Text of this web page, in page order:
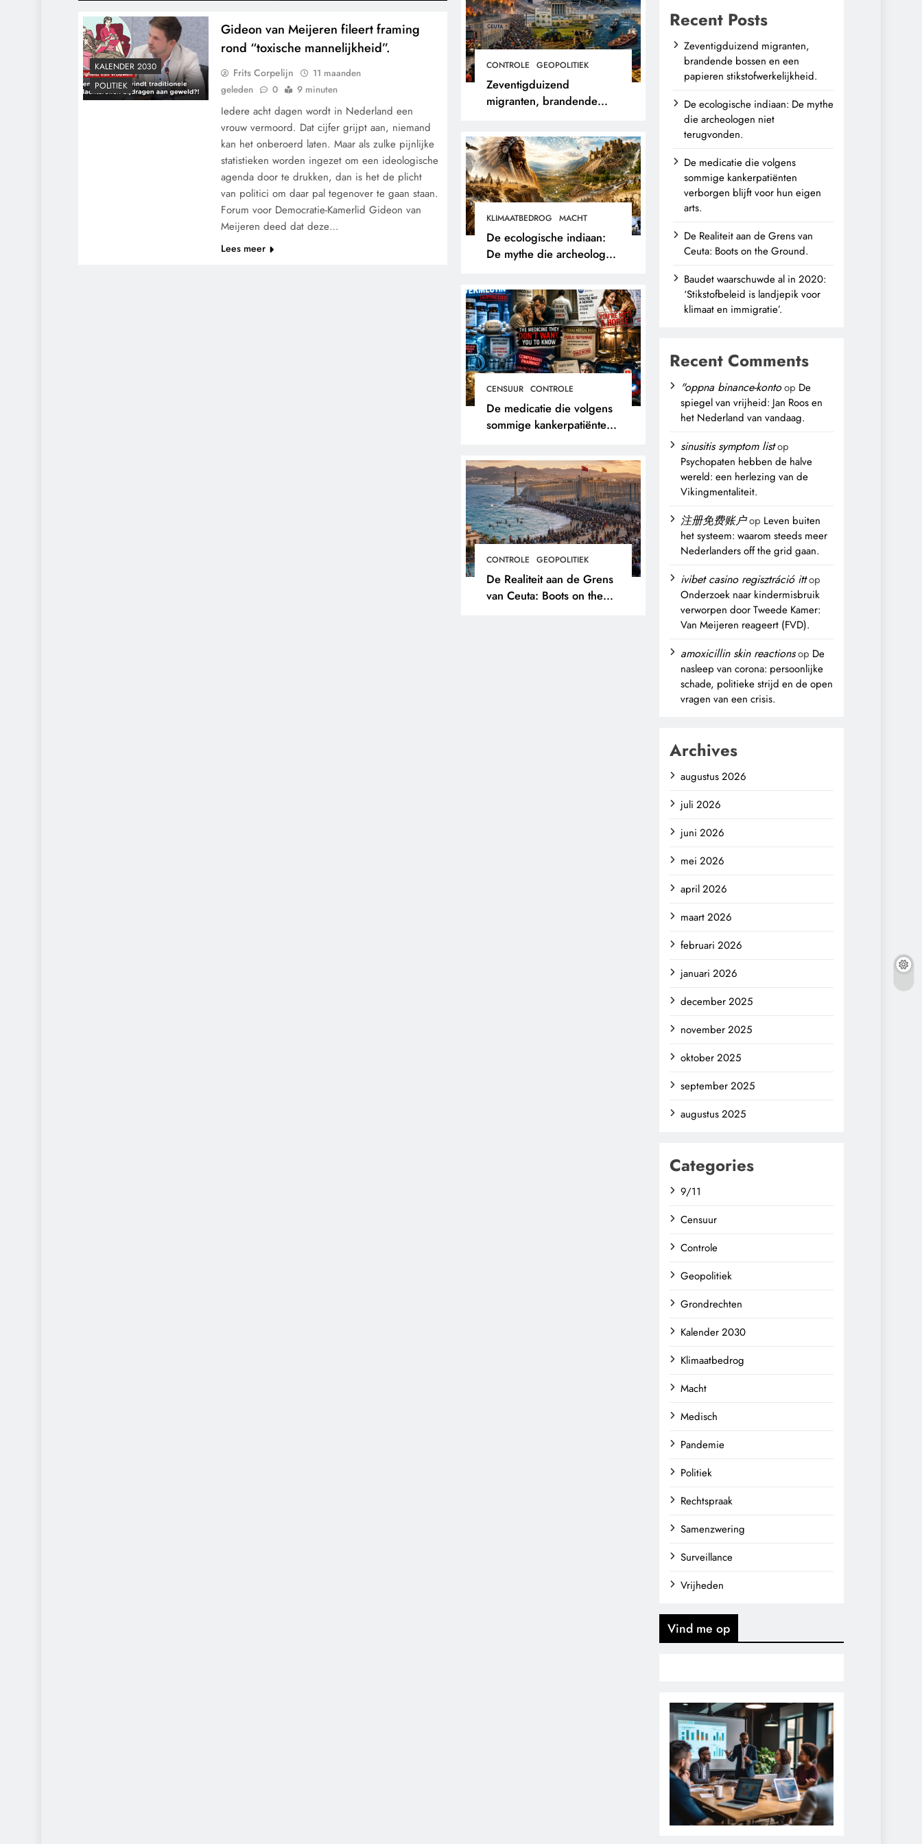
CONTROLE GEOPOLITIEK
Zeventigduizend
migranten, brandende
stikstofwerkelijkheid.
KLIMAATBEDROG MACHT
De ecologische indiaan:
De mythe die archeologen
CENSUUR CONTROLE
De medicatie die volgens
sommige kankerpatiënten
eigen arts.
CONTROLE GEOPOLITIEK
De Realiteit aan de Grens
van Ceuta: Boots on the
KALENDER 2030
POLITIEK
Gideon van Meijeren fileert framing
rond “toxische mannelijkheid”.
Frits Corpelijn
11 maanden
geleden
0 9 minuten
Iedere acht dagen wordt in Nederland een
vrouw vermoord. Dat cijfer grijpt aan, niemand
kan het onberoerd laten. Maar als zulke pijnlijke
statistieken worden ingezet om een ideologische
agenda door te drukken, dan is het de plicht
van politici om daar pal tegenover te gaan staan.
Forum voor Democratie-Kamerlid Gideon van
Meijeren deed dat deze…
Lees meer
Recent Posts
Zeventigduizend migranten,
brandende bossen en een
papieren stikstofwerkelijkheid.
De ecologische indiaan: De mythe
die archeologen niet
terugvonden.
De medicatie die volgens
sommige kankerpatiënten
verborgen blijft voor hun eigen
arts.
De Realiteit aan de Grens van
Ceuta: Boots on the Ground.
Baudet waarschuwde al in 2020:
‘Stikstofbeleid is landjepik voor
klimaat en immigratie’.
Recent Comments
"oppna binance-kontoop De
spiegel van vrijheid: Jan Roos en
het Nederland van vandaag.
sinusitis symptom listop
Psychopaten hebben de halve
wereld: een herlezing van de
Vikingmentaliteit.
注册免费账户op Leven buiten
het systeem: waarom steeds meer
Nederlanders off the grid gaan.
ivibet casino regisztráció ittop
Onderzoek naar kindermisbruik
verworpen door Tweede Kamer:
Van Meijeren reageert (FVD).
amoxicillin skin reactionsop De
nasleep van corona: persoonlijke
schade, politieke strijd en de open
vragen van een crisis.
Archives
augustus 2026
juli 2026
juni 2026
mei 2026
april 2026
maart 2026
februari 2026
januari 2026
december 2025
november 2025
oktober 2025
september 2025
augustus 2025
Categories
9/11
Censuur
Controle
Geopolitiek
Grondrechten
Kalender 2030
Klimaatbedrog
Macht
Medisch
Pandemie
Politiek
Rechtspraak
Samenzwering
Surveillance
Vrijheden
Vind me op